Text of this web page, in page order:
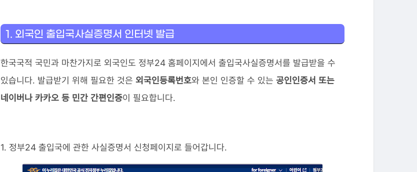
1. 외국인 출입국사실증명서 인터넷 발급
한국국적 국민과 마찬가지로 외국인도 정부24 홈페이지에서 출입국사실증명서를 발급받을 수
있습니다. 발급받기 위해 필요한 것은 외국인등록번호와 본인 인증할 수 있는 공인인증서 또는
네이버나 카카오 등 민간 간편인증이 필요합니다.
1. 정부24 출입국에 관한 사실증명서 신청페이지로 들어갑니다.